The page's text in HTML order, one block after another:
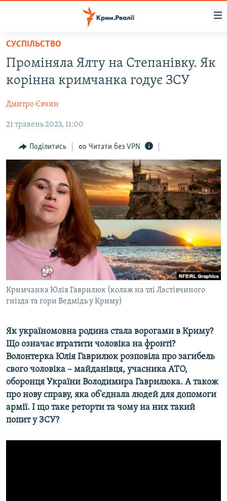
Перейти
основного
матеріалу
Перейти
до
навігації
Перейти
пошуку
ВОДА.КРИМ
ВІДЕО ТА ФОТО
ПОЛІТИКА
БЛОГИ
ПОГЛЯД
ІНТЕРВ'Ю
ВСЕ ЗА ДЕНЬ
СПЕЦПРОЕКТИ
ДЕПОРТАЦІЯ
ВІДЕОУРОКИ «ELIFBE»
СВІДЧЕННЯ ОКУПАЦІЇ
УКРАЇНСЬКА ПРОБЛЕМА КРИМУ
ІНФОГРАФІКА
ЯК ОБІЙТИ БЛОКУВАННЯ
Русский
Qırımtatar
ДОЛУЧАЙСЯ!
Усі сайти RFE/RL
СУСПІЛЬСТВО
Проміняла Ялту на Степанівку. Як
корінна кримчанка годує ЗСУ
Дмитро Євчин
21 травень 2023, 11:00
Поділитись Читати без VPN
Кримчанка Юлія Гаврилюк (колаж на тлі Ластівчиного
гнізда та гори Ведмідь у Криму)
Як україномовна родина стала ворогами в Криму?
Що означає втратити чоловіка на фронті?
Волонтерка Юлія Гаврилюк розповіла про загибель
свого чоловіка – майданівця, учасника АТО,
оборонця України Володимира Гаврилюка. А також
про нову справу, яка об'єднала людей для допомоги
армії. І що таке реторти та чому на них такий
попит у ЗСУ?